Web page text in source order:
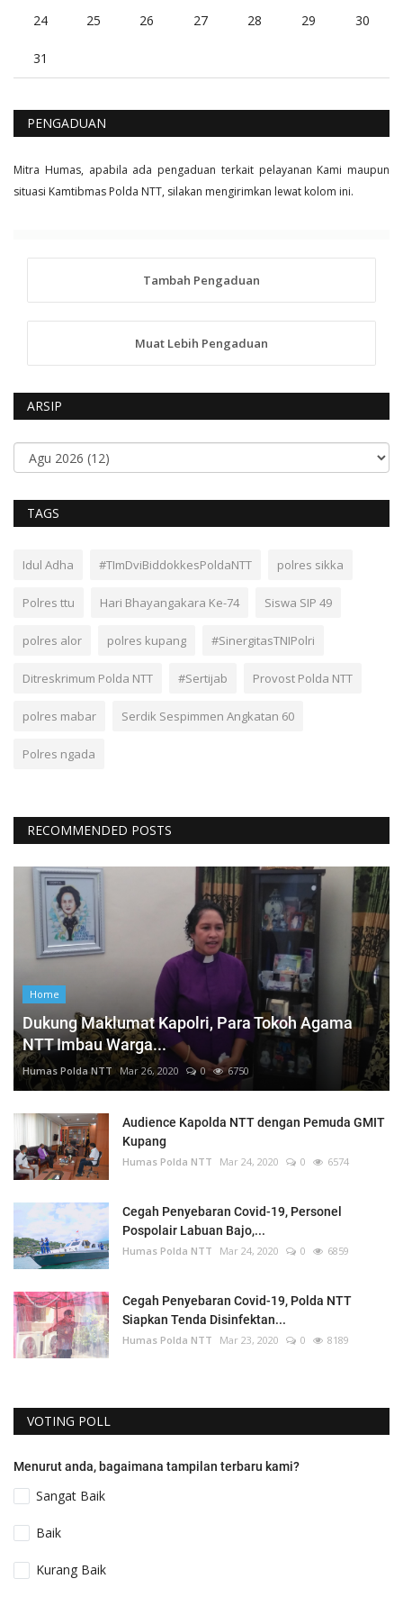
24 25 26 27 28 29 30
31
PENGADUAN
Mitra Humas, apabila ada pengaduan terkait pelayanan Kami maupun
situasi Kamtibmas Polda NTT, silakan mengirimkan lewat kolom ini.
Tambah Pengaduan
Muat Lebih Pengaduan
ARSIP
TAGS
Idul Adha #TImDviBiddokkesPoldaNTT polres sikka
Polres ttu Hari Bhayangakara Ke-74 Siswa SIP 49
polres alor polres kupang #SinergitasTNIPolri
Ditreskrimum Polda NTT #Sertijab Provost Polda NTT
polres mabar Serdik Sespimmen Angkatan 60
Polres ngada
RECOMMENDED POSTS
Home
Dukung Maklumat Kapolri, Para Tokoh Agama
NTT Imbau Warga...
Humas Polda NTT Mar 26, 2020 0 6750
Audience Kapolda NTT dengan Pemuda GMIT
Kupang
Humas Polda NTT Mar 24, 2020 0 6574
Cegah Penyebaran Covid-19, Personel
Pospolair Labuan Bajo,...
Humas Polda NTT Mar 24, 2020 0 6859
Cegah Penyebaran Covid-19, Polda NTT
Siapkan Tenda Disinfektan...
Humas Polda NTT Mar 23, 2020 0 8189
VOTING POLL
Menurut anda, bagaimana tampilan terbaru kami?
Sangat Baik
Baik
Kurang Baik